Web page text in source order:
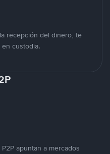
recepción del dinero, te
custodia.
apuntan a mercados